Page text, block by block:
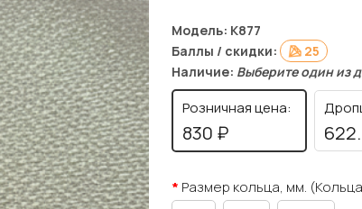
Модель: К877
Баллы / скидки:
25
Наличие: Выберите один из
Розничная цена:
830 ₽
Размер кольца, мм.